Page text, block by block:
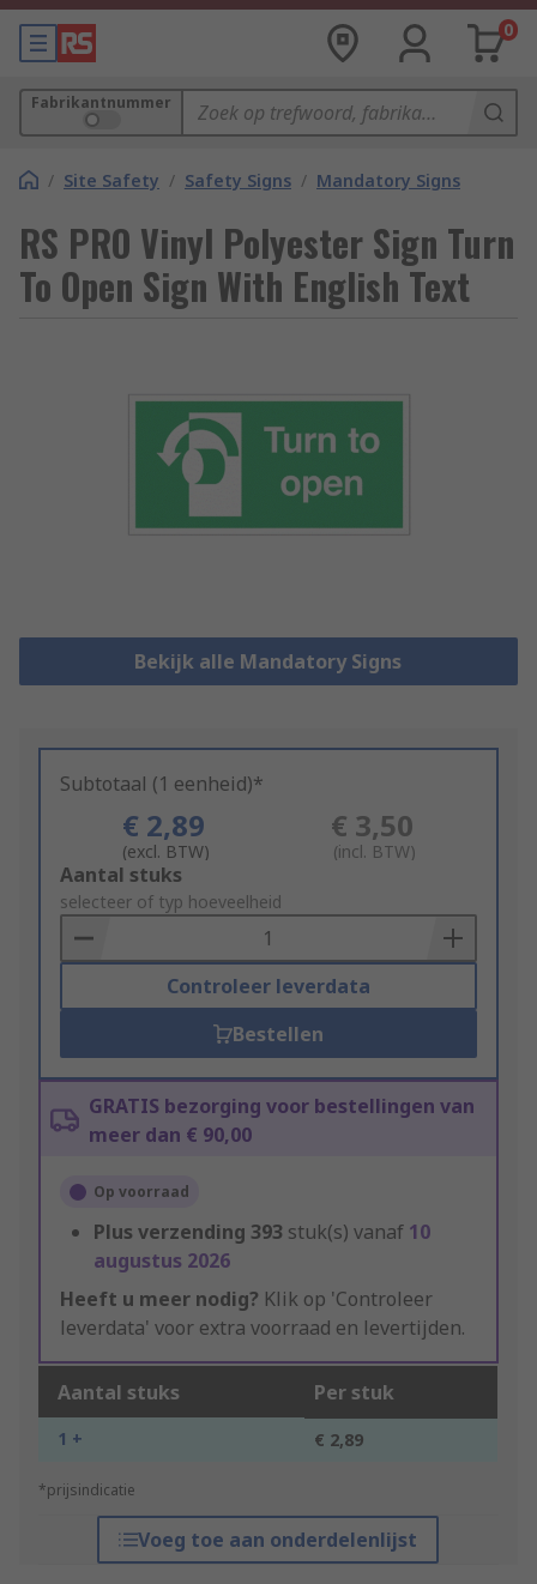
0
Fabrikantnummer
/ Site Safety / Safety Signs / Mandatory Signs
RS PRO Vinyl Polyester Sign Turn
To Open Sign With English Text
Bekijk alle Mandatory Signs
Subtotaal (1 eenheid)*
€ 2,89
(excl. BTW)
€ 3,50
(incl. BTW)
Add
to
Basket
Aantal stuks
selecteer of typ hoeveelheid
Controleer leverdata
Bestellen
GRATIS bezorging voor bestellingen van
meer dan € 90,00
Op voorraad
Plus verzending 393 stuk(s) vanaf 10
augustus 2026
Heeft u meer nodig? Klik op 'Controleer
leverdata' voor extra voorraad en levertijden.
Aantal stuks Per stuk
1 + € 2,89
*prijsindicatie
Voeg toe aan onderdelenlijst